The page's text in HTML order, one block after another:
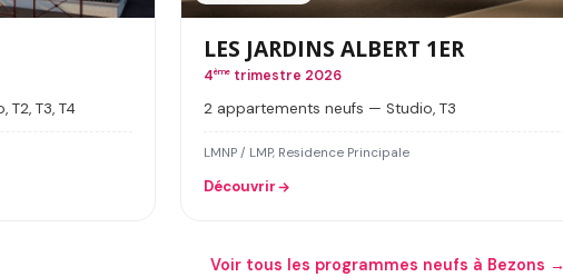
T3, T4
LES JARDINS ALBERT 1ER
4ème trimestre 2026
2 appartements neufs — Studio, T3
LMNP / LMP, Residence Principale
Découvrir
Voir tous les programmes neufs à Bezons →